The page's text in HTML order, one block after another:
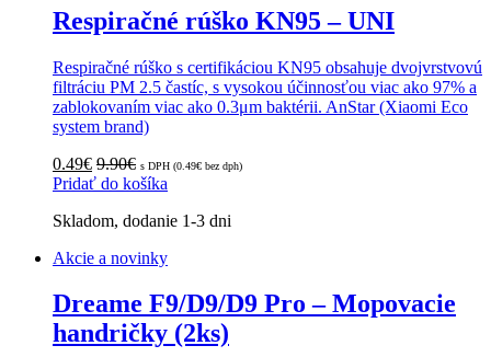
Respiračné rúško KN95 – UNI
Respiračné rúško s certifikáciou KN95 obsahuje dvojvrstvovú
filtráciu PM 2.5 častíc, s vysokou účinnosťou viac ako 97% a
zablokovaním viac ako 0.3μm baktérii. AnStar (Xiaomi Eco
system brand)
0.49€ 9.90€ s DPH (0.49€ bez dph)
Pridať do košíka
Skladom, dodanie 1-3 dni
Akcie a novinky
Dreame F9/D9/D9 Pro – Mopovacie
handričky (2ks)